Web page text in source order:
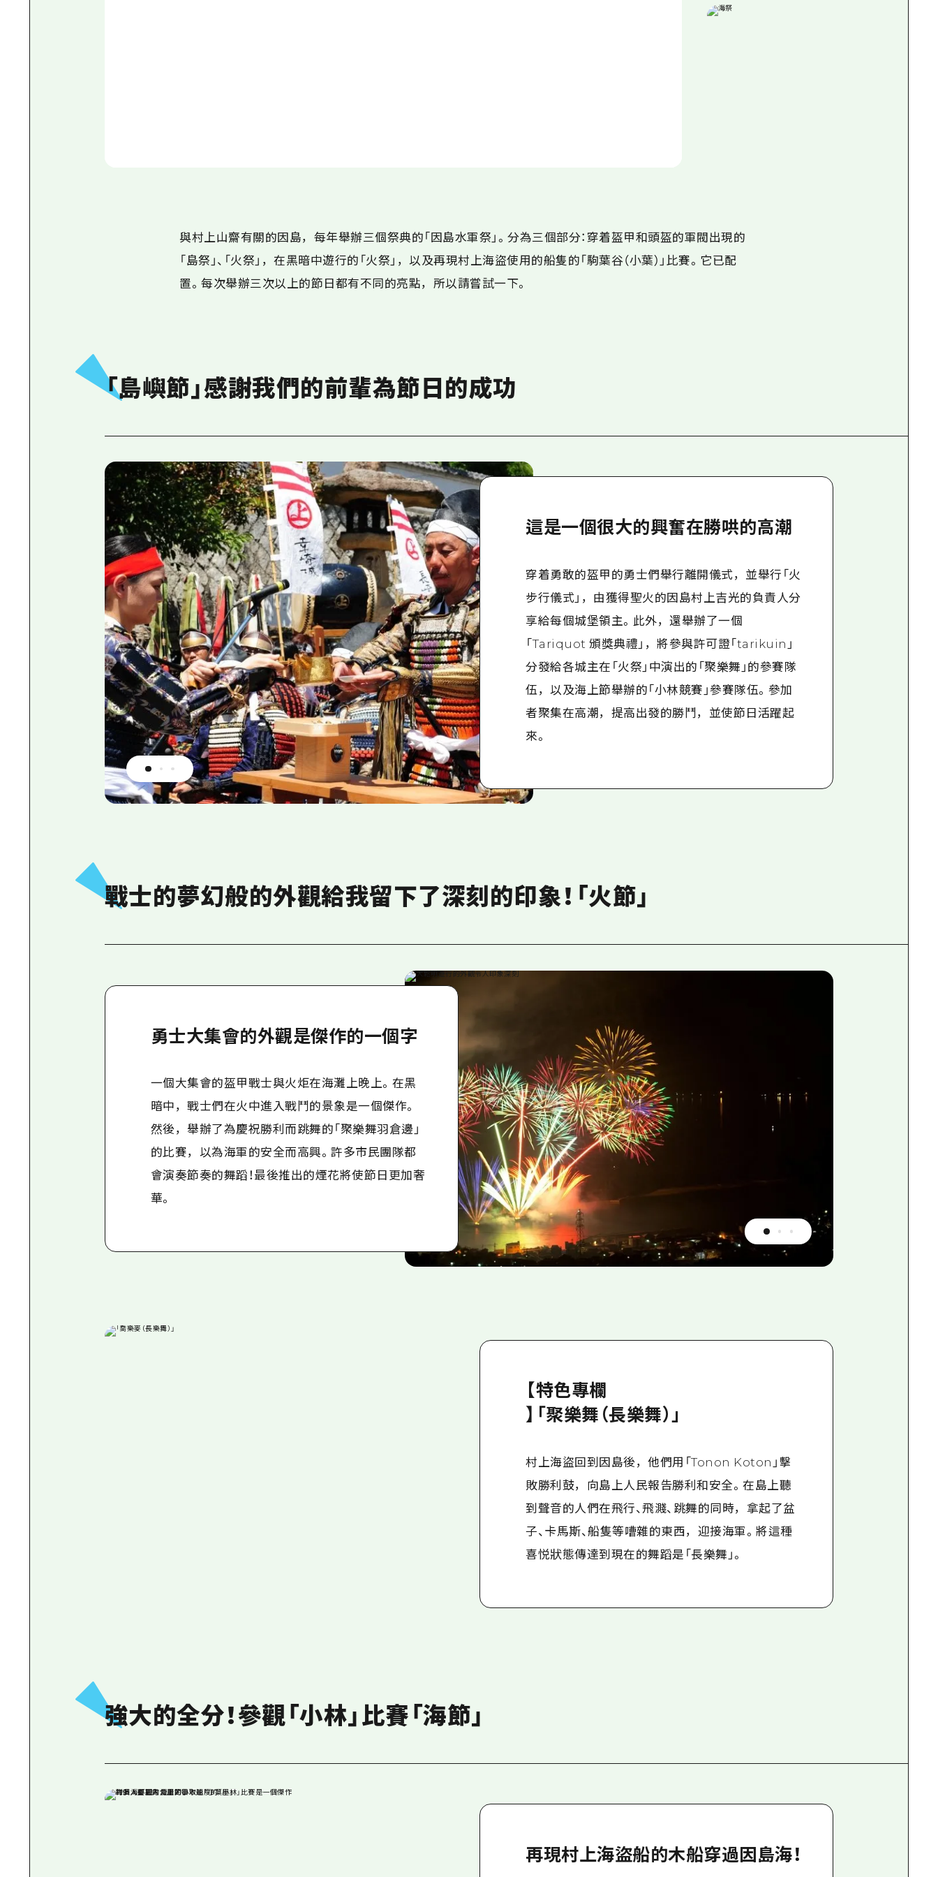
與村上山齋有關的因島，每年舉辦三個祭典的「因島水軍祭」。分為三個部分：穿着盔甲和頭盔的軍閥出現的
「島祭」、「火祭」，在黑暗中遊行的「火祭」，以及再現村上海盜使用的船隻的「駒葉谷（小葉）」比賽。它已配
置。每次舉辦三次以上的節日都有不同的亮點，所以請嘗試一下。
「島嶼節」感謝我們的前輩為節日的成功
這是一個很大的興奮在勝哄的高潮
穿着勇敢的盔甲的勇士們舉行離開儀式，並舉行「火
步行儀式」，由獲得聖火的因島村上吉光的負責人分
享給每個城堡領主。此外，還舉辦了一個
「Tariquot 頒獎典禮」，將參與許可證「tarikuin」
分發給各城主在「火祭」中演出的「聚樂舞」的參賽隊
伍，以及海上節舉辦的「小林競賽」參賽隊伍。參加
者聚集在高潮，提高出發的勝鬥，並使節日活躍起
來。
戰士的夢幻般的外觀給我留下了深刻的印象！「火節」
勇士大集會的外觀是傑作的一個字
一個大集會的盔甲戰士與火炬在海灘上晚上。在黑
暗中，戰士們在火中進入戰鬥的景象是一個傑作。
然後，舉辦了為慶祝勝利而跳舞的「聚樂舞羽倉邊」
的比賽，以為海軍的安全而高興。許多市民團隊都
會演奏節奏的舞蹈！最後推出的煙花將使節日更加奢
華。
【特色專欄
】「聚樂舞（長樂舞）」
村上海盜回到因島後，他們用「Tonon Koton」擊
敗勝利鼓，向島上人民報告勝利和安全。在島上聽
到聲音的人們在飛行、飛濺、跳舞的同時，拿起了盆
子、卡馬斯、船隻等嘈雜的東西，迎接海軍。將這種
喜悦狀態傳達到現在的舞蹈是「長樂舞」。
強大的全分！參觀「小林」比賽「海節」
再現村上海盜船的木船穿過因島海！